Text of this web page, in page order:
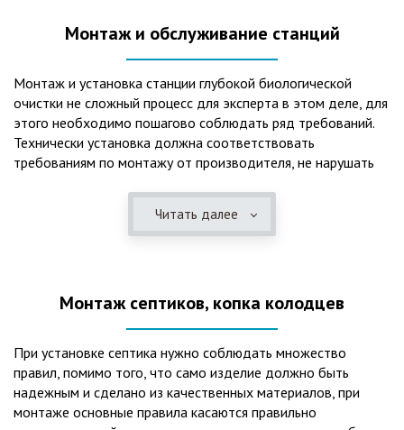
Монтаж и обслуживание станций
Монтаж и установка станции глубокой биологической
очистки не сложный процесс для эксперта в этом деле, для
этого необходимо пошагово соблюдать ряд требований.
Технически установка должна соответствовать
требованиям по монтажу от производителя, не нарушать
представления о требованиях ПУЭ, ведь не качественный
монтаж может привезти не только к выходу из строя
вод – самый эффективный способ из всех существующих
оборудования вода может применяться для хозяйственных
нужд и полива огорода, а остатки ила при чистке могут
стать эффективным удобрением. Нет необходимости
тратить средства на ассенизаторскую машину. Системы
Читать далее
Монтаж септиков, копка колодцев
При установке септика нужно соблюдать множество
правил, помимо того, что само изделие должно быть
надежным и сделано из качественных материалов, при
монтаже основные правила касаются правильно